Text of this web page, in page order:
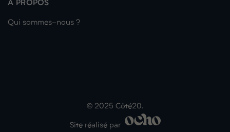
À PROPOS
Qui sommes-nous ?
© 2025 Côté20.
Site réalisé par